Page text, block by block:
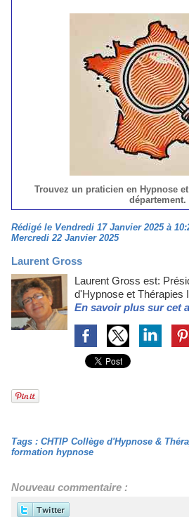
Trouvez un praticien en Hypnose
département.
Rédigé le Vendredi 17 Janvier 2025 à
Mercredi 22 Janvier 2025
Laurent Gross
Laurent Gross est:
d'Hypnose et Thérapies
En savoir plus sur cet
Tags : CHTIP Collège d'Hypnose &
formation hypnose
Nouveau commentaire :